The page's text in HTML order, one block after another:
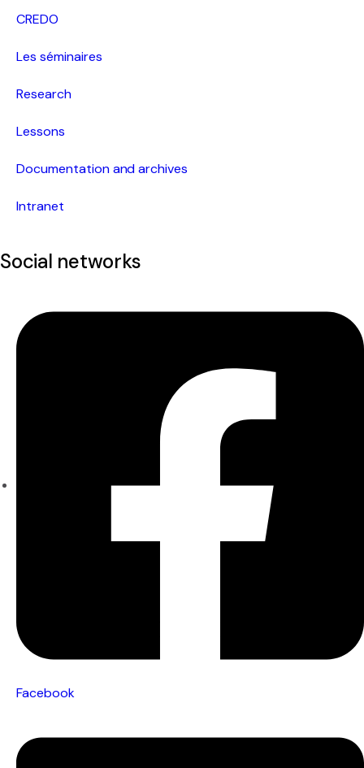
CREDO
Les séminaires
Research
Lessons
Documentation and archives
Intranet
Social networks
Facebook